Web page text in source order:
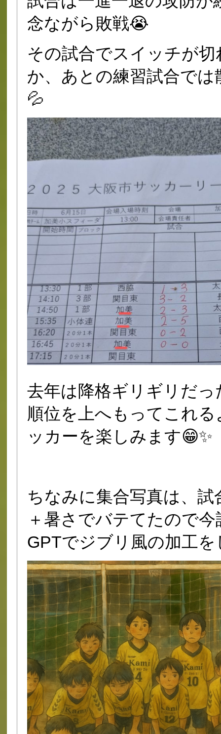
念ながら敗戦😭
その試合でスイッチが
か、あとの練習試合で
💦
去年は降格ギリギリだ
順位を上へもってこれ
ッカーを楽しみます😁✨
ちなみに集合写真は、
＋暑さでバテてたので
GPTでジブリ風の加工